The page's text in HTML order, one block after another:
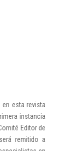
en esta revista
instancia
Editor de
remitido a